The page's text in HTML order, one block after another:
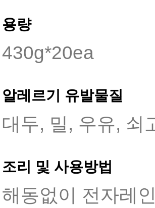
용량
430g*20ea
알레르기 유발물질
대두, 밀, 우유, 쇠
조리 및 사용방법
해동없이 전자레